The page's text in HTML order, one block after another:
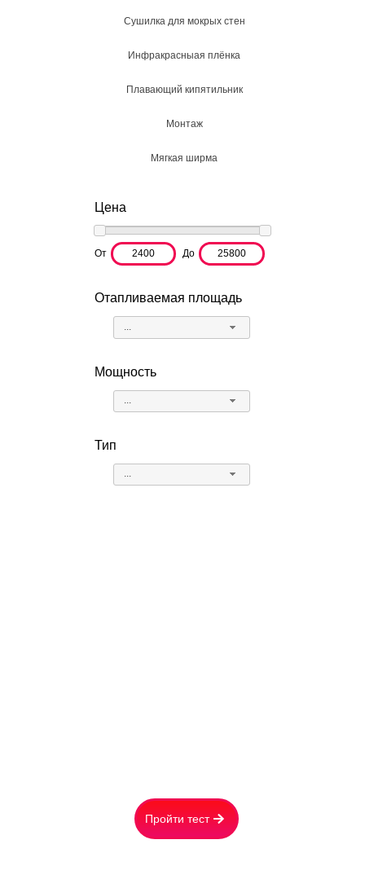
Сушилка для мокрых стен
Инфракрасныая плёнка
Плавающий кипятильник
Монтаж
Мягкая ширма
Цена
От До
Отапливаемая площадь
...
Мощность
...
Тип
...
Пройти тест